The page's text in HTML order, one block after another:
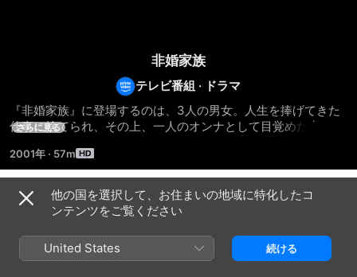
非婚家族
テレビ番組 · ドラマ
『非婚家族』に登場するのは、3人の男女。人生を捧げてきた
仕事に捨てられ、その上、一人のオンナとして目覚めた妻にも
間とエネルギーを費やし、仕事と、不倫の恋と、自分の子供が
欲しいという欲求に悩む、“家族”に憧れるキャリアウーマン。
そして、妻でも母でもない自己に目覚め、自分のために生きた
いという気持ちが抑えられなくなった、平凡な主婦だった女。
花形部署のヤリ手企画マンから一転、転属、リストラへと追い
込まれ、“元の妻”と現在の妻という二つの愛の間で揺れる主人
公・的場洋介に扮するのは真田広之。女性ファッション誌の敏
さらに見る
2001年 · 57m
シーズン 1
他の国を選択して、お住まいの地域に特化したコ
ンテンツをご覧ください
United States 続ける